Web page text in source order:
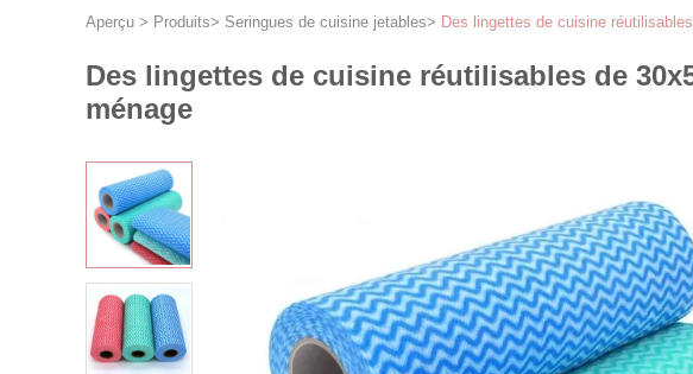
Aperçu > Produits> Seringues de cuisine jetables> Des lingettes de cuisine
Des lingettes de cuisine réutilisables de
ménage